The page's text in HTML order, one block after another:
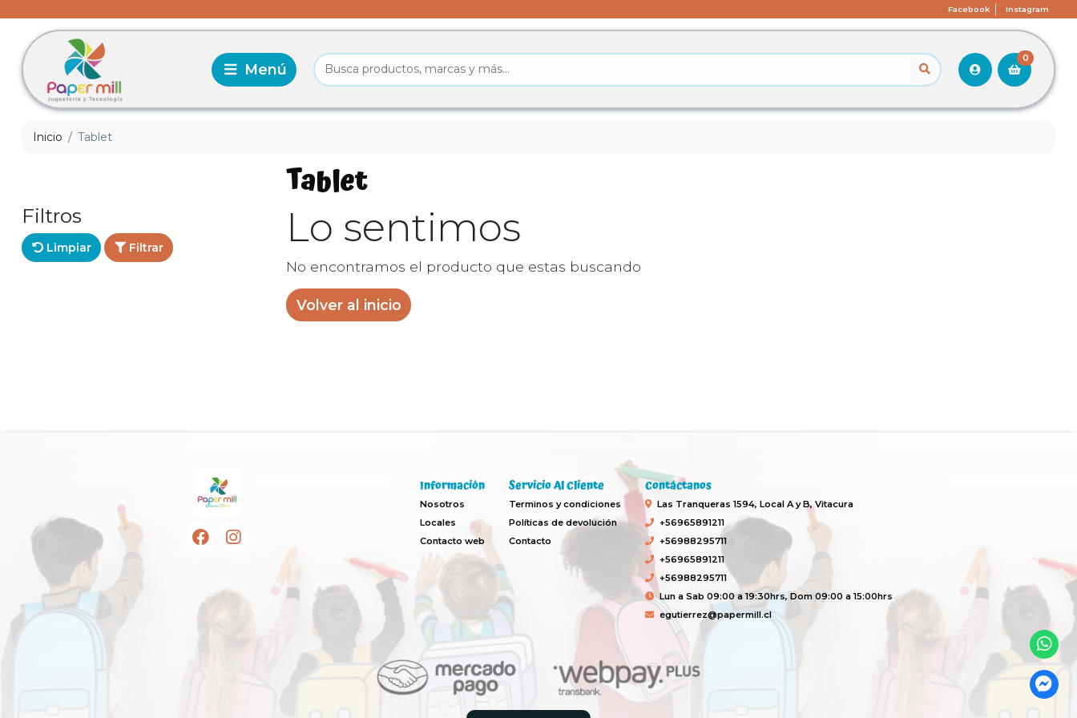
Facebook Instagram
0
Inicio Tablet
Tablet
Filtros
Limpiar Filtrar Lo sentimos
No encontramos el producto que estas buscando
Volver al inicio
Información
Nosotros
Locales
Contacto web
Servicio Al Cliente
Terminos y condiciones
Políticas de devolución
Contacto
Contáctanos
Las Tranqueras 1594, Local A y B, Vitacura
+56965891211
+56988295711
+56965891211
+56988295711
Lun a Sab 09:00 a 19:30hrs, Dom 09:00 a 15:00hrs
egutierrez@papermill.cl